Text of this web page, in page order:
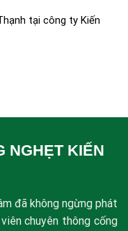
tại công ty Kiến
NGHẸT KIẾN
đã không ngừng phát
chuyên thông cống